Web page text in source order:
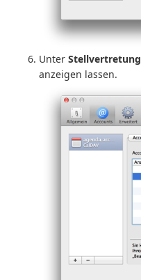
Unter Stellvertretung
anzeigen lassen.